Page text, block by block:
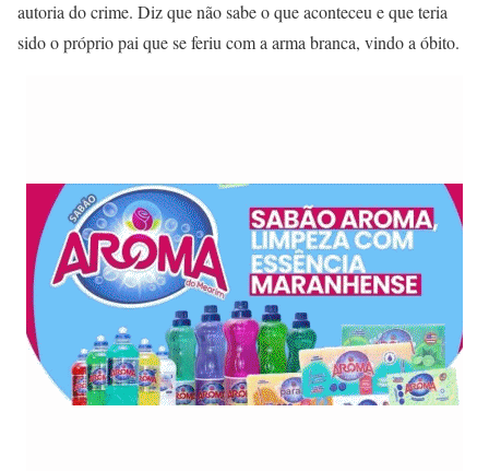
autoria do crime. Diz que não sabe o que aconteceu e que teria
sido o próprio pai que se feriu com a arma branca, vindo a óbito.